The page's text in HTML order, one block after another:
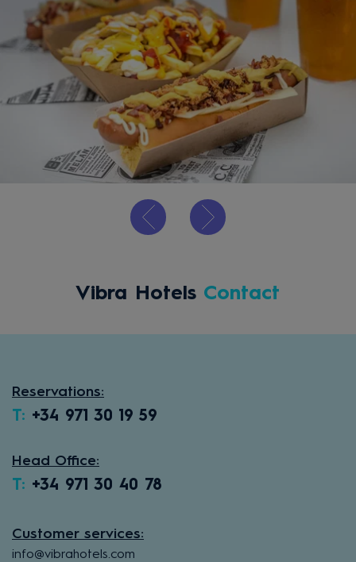
Vibra Hotels Contact
Reservations:
T: +34 971 30 19 59
Head Office:
T: +34 971 30 40 78
Customer services:
info@vibrahotels.com